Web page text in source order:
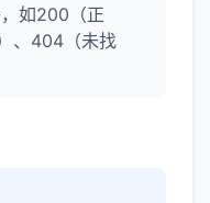
如200（正
、404（未找